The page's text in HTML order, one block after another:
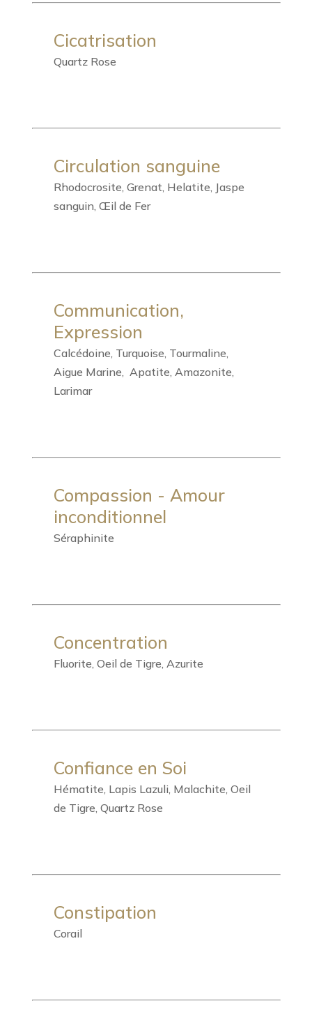
Cicatrisation
Quartz Rose
Circulation sanguine
Rhodocrosite, Grenat, Helatite, Jaspe
sanguin, Œil de Fer
Communication,
Expression
Calcédoine, Turquoise, Tourmaline,
Aigue Marine, Apatite, Amazonite,
Larimar
Compassion - Amour
inconditionnel
Séraphinite
Concentration
Fluorite, Oeil de Tigre, Azurite
Confiance en Soi
Hématite, Lapis Lazuli, Malachite, Oeil
de Tigre, Quartz Rose
Constipation
Corail